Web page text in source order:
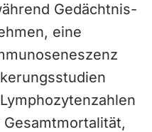
Gedächtnis-
eine